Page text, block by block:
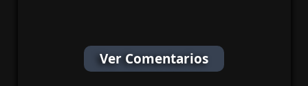
Ver Comentarios